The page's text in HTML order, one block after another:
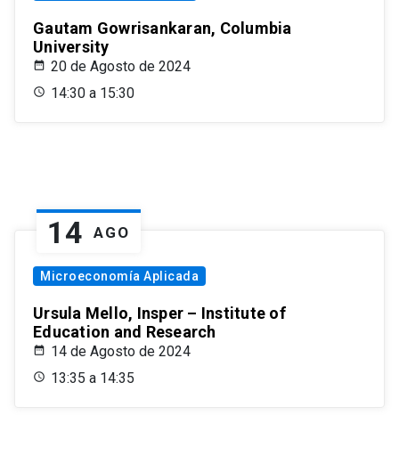
Gautam Gowrisankaran, Columbia
University
20 de Agosto de 2024
14:30 a 15:30
14 AGO
Microeconomía Aplicada
Ursula Mello, Insper – Institute of
Education and Research
14 de Agosto de 2024
13:35 a 14:35